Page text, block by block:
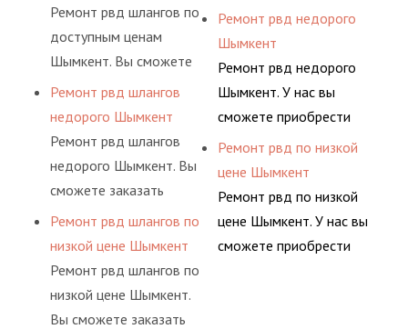
долговременного
комплексного
обслуживания
предприятия.
Ремонт рвд шлангов по
доступным ценам
Шымкент. Вы сможете
заказать сервис РВД на
разовой основе либо на
условиях
долговременного
комплексного
гидросистем Вашего
предприятия.
Ремонт рвд шлангов
недорого Шымкент
Ремонт рвд шлангов
недорого Шымкент. Вы
сможете заказать
сервис РВД на разовой
основе либо на
условиях
долговременного
комплексного
Ремонт рвд шлангов по
низкой цене Шымкент
Ремонт рвд шлангов по
низкой цене Шымкент.
Вы сможете заказать
шлангов производится
ными спецами, которые
сложную задачу.
сможете приобрести
рукав с разными
фитингами и
комплектующими,
АДЫМ Инжиниринг
шлангов высокого
давления. Ремонт
шлангов производится
высококвалифицирован
ными спецами, которые
Ремонт рвд недорого
Шымкент
Ремонт рвд недорого
Шымкент. У нас вы
сможете приобрести
рукав с разными
фитингами и
комплектующими,
АДЫМ Инжиниринг
предлагает ремонт
Ремонт рвд по низкой
цене Шымкент
Ремонт рвд по низкой
цене Шымкент. У нас вы
сможете приобрести